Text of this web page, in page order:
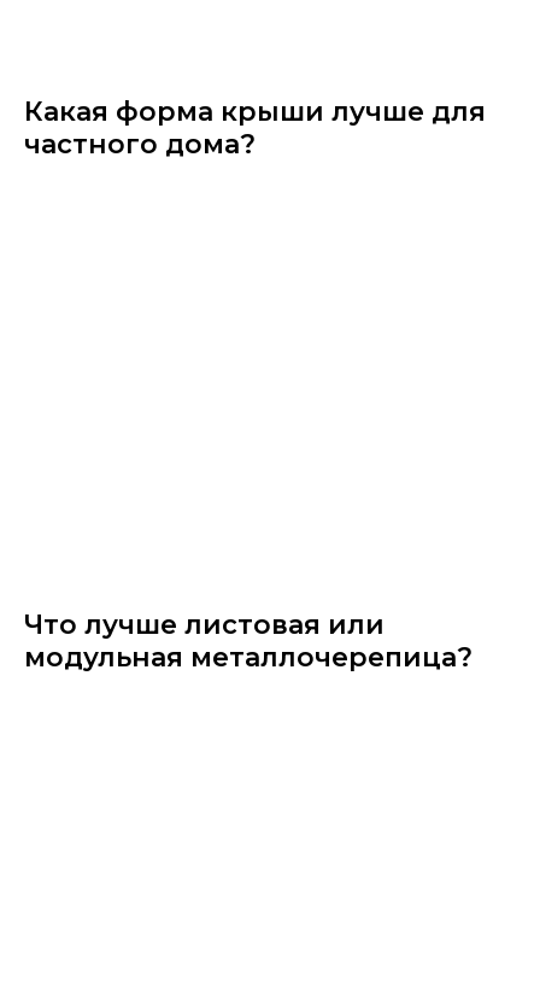
Какая форма крыши лучше для
частного дома?
Что лучше листовая или
модульная металлочерепица?